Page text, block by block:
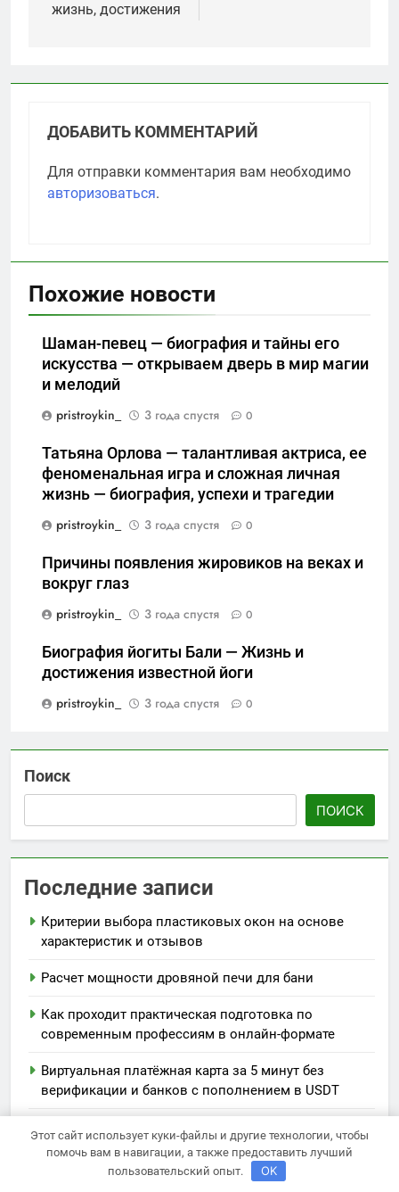
жизнь, достижения
ДОБАВИТЬ КОММЕНТАРИЙ
Для отправки комментария вам необходимо
авторизоваться.
Похожие новости
Шаман-певец — биография и тайны его
искусства — открываем дверь в мир магии
и мелодий
pristroykin_
3 года спустя 0
Татьяна Орлова — талантливая актриса, ее
феноменальная игра и сложная личная
жизнь — биография, успехи и трагедии
pristroykin_
3 года спустя 0
Причины появления жировиков на веках и
вокруг глаз
pristroykin_
3 года спустя 0
Биография йогиты Бали — Жизнь и
достижения известной йоги
pristroykin_
3 года спустя 0
Поиск
ПОИСК
Последние записи
Критерии выбора пластиковых окон на основе
характеристик и отзывов
Расчет мощности дровяной печи для бани
Как проходит практическая подготовка по
современным профессиям в онлайн-формате
Виртуальная платёжная карта за 5 минут без
верификации и банков с пополнением в USDT
Размещение предприятий в аграрных
справочниках, списки АПК и кооперативов, обзор
новинок сельхозтехники
Этот сайт использует куки-файлы и другие технологии, чтобы
помочь вам в навигации, а также предоставить лучший
пользовательский опыт.
OK